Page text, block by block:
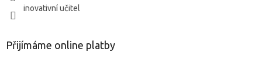
inovativní učitel
Přijímáme online platby